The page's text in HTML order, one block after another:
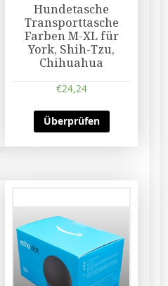
Hundetasche
Transporttasche
Farben M-XL für
York, Shih-Tzu,
Chihuahua
€24,24
Überprüfen